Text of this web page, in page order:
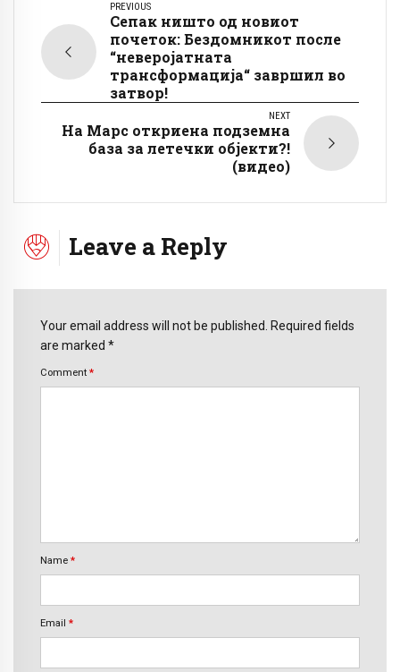
PREVIOUS
Сепак ништо од новиот
почеток: Бездомникот после
“неверојатната
трансформација“ завршил во
затвор!
NEXT
На Марс откриена подземна
база за летечки објекти?!
(видео)
Leave a Reply
Your email address will not be published. Required fields
are marked *
Comment *
Name *
Email *